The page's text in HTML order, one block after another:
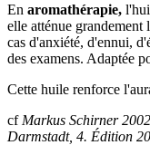
En aromathérapie,
elle atténue grandement
cas d'anxiété, d'ennui,
des examens. Adaptée
Cette huile renforce
cf Markus Schirner
Darmstadt, 4. Édition